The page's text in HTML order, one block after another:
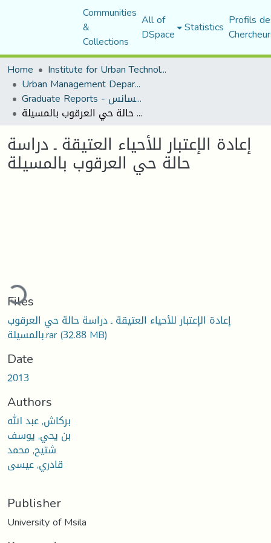
Communities
&
Collections
All of
DSpace Statistics Profils
Home
Institute for Urban Technology Management
Urban Management Department
Graduate Reports - تقارير الليسانس
إعادة الإعتبار للأحياء العتيقة ـ دراسة حالة حي العرقوب بالمسيلة
إعادة الإعتبار للأحياء العتيقة ـ دراسة
حالة حي العرقوب بالمسيلة
Files
إعادة الإعتبار للأحياء العتيقة ـ دراسة حالة حي العرقوب
بالمسيلة.rar(32.88 MB)
Date
2013
Authors
بركاش, عبد الله
بن يحي, يوسف
شتيح, محمد
قادري, عيسى
Publisher
University of Msila